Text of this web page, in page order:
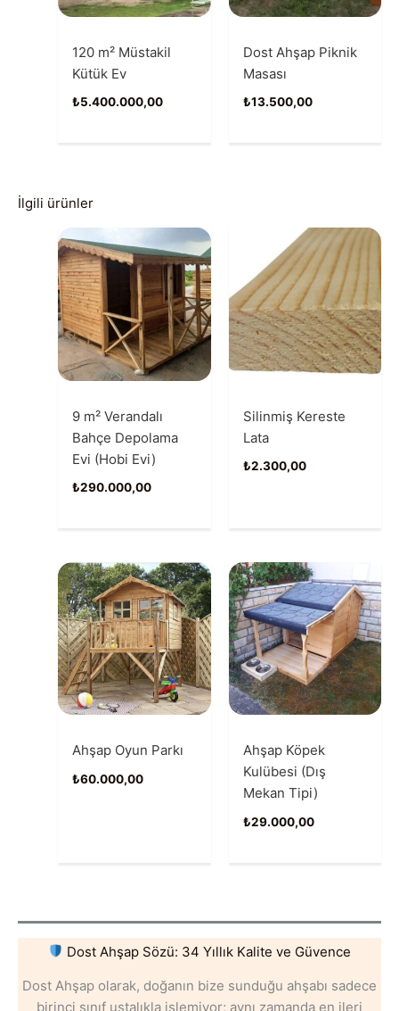
120 m² Müstakil
Kütük Ev
₺5.400.000,00
Dost Ahşap Piknik
Masası
₺13.500,00
İlgili ürünler
9 m² Verandalı
Bahçe Depolama
Evi (Hobi Evi)
₺290.000,00
Silinmiş Kereste
Lata
₺2.300,00
Ahşap Oyun Parkı
₺60.000,00
Ahşap Köpek
Kulübesi (Dış
Mekan Tipi)
₺29.000,00
Dost Ahşap Sözü: 34 Yıllık Kalite ve Güvence
Dost Ahşap olarak, doğanın bize sunduğu ahşabı sadece
birinci sınıf ustalıkla işlemiyor; aynı zamanda en ileri